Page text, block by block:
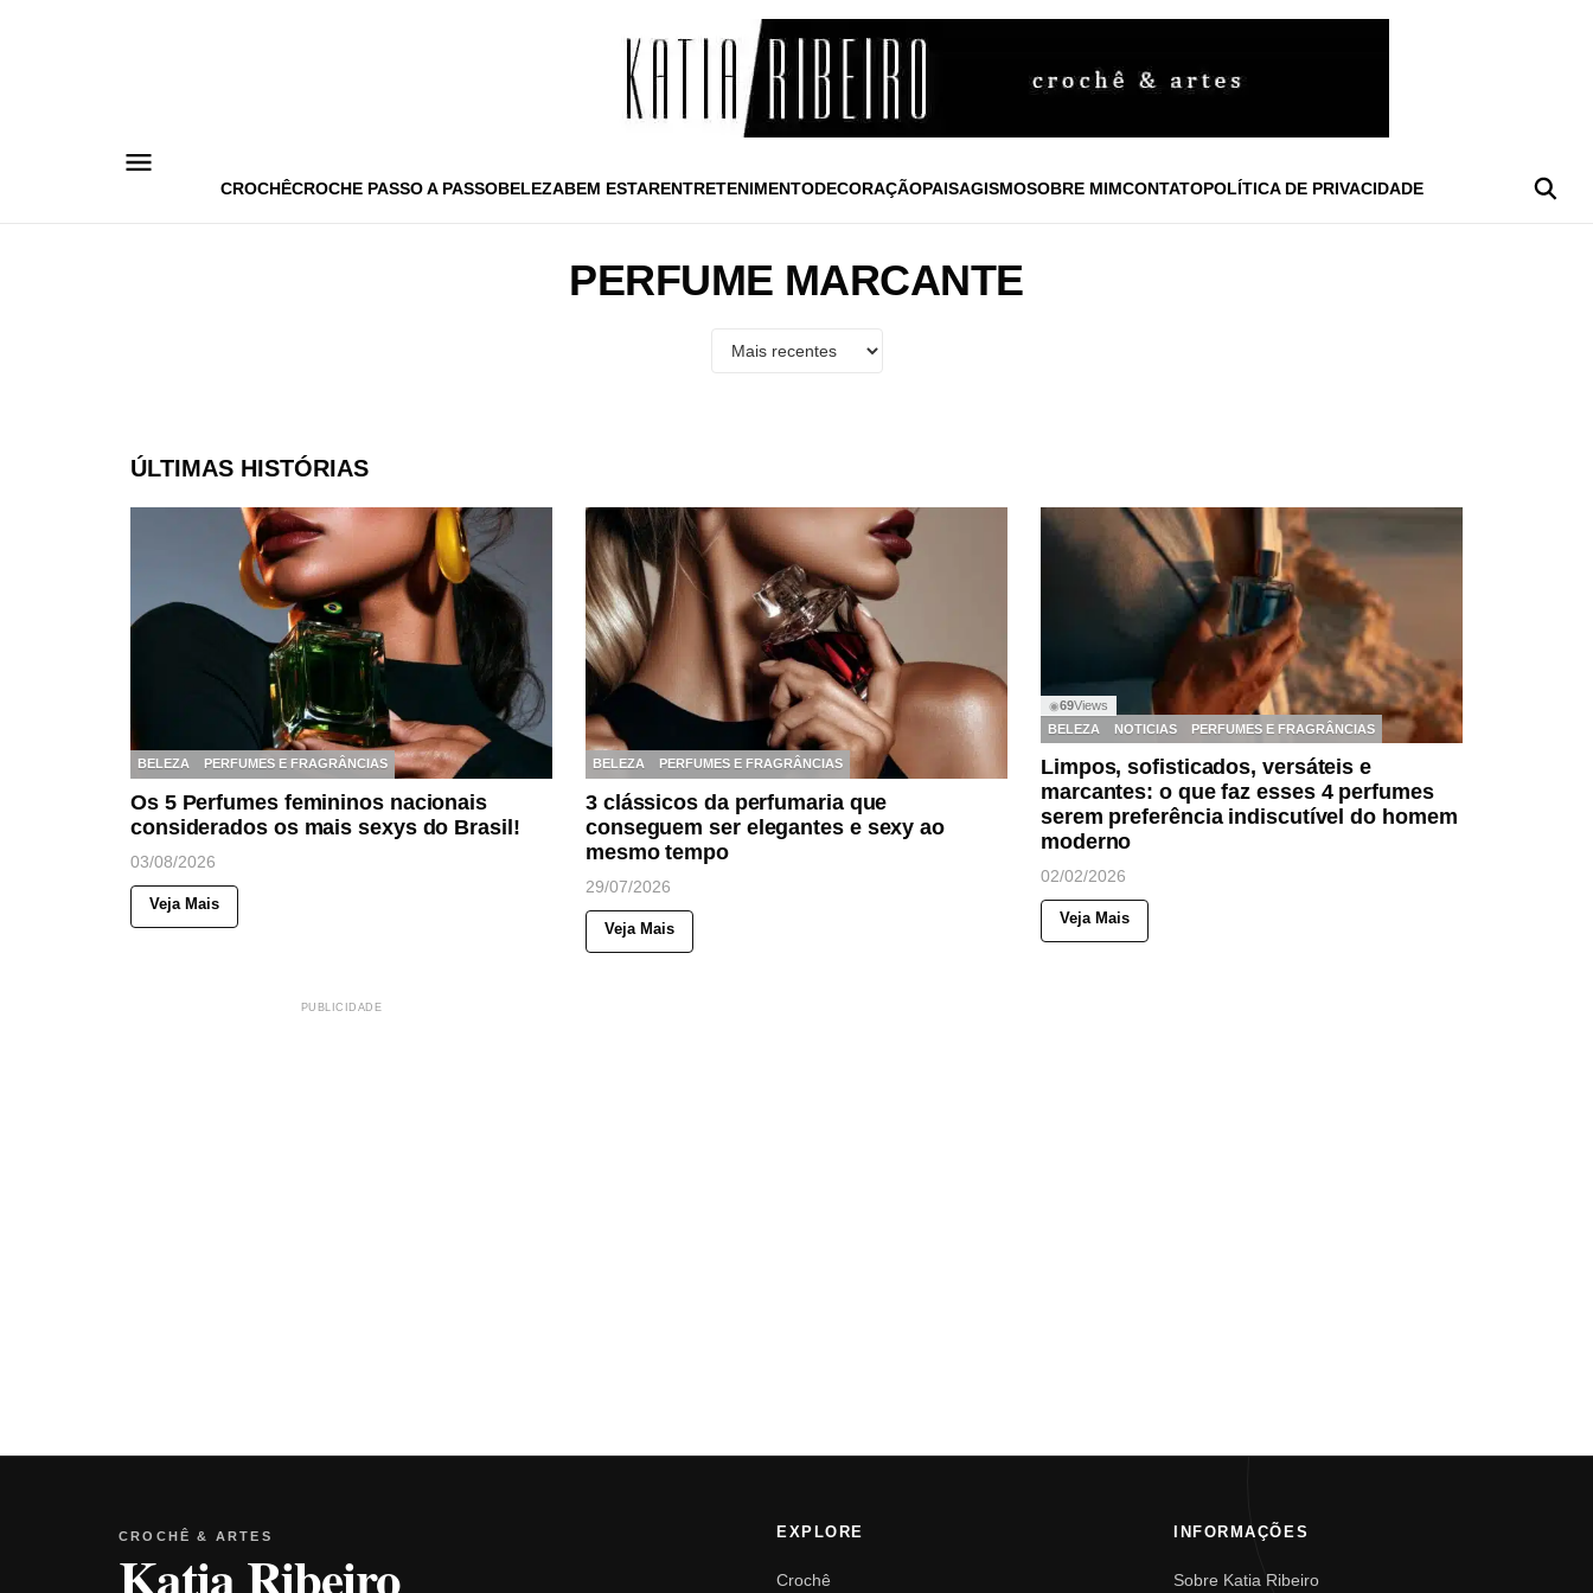
CROCHÊCROCHE PASSO A PASSOBELEZABEM ESTARENTRETENIMENTODECORAÇÃOPAISAGISMOSOBRE MIMCONTATOPOLÍTICA DE PRIVACIDADE
PERFUME MARCANTE
ÚLTIMAS HISTÓRIAS
BELEZA PERFUMES E FRAGRÂNCIAS
Os 5 Perfumes femininos nacionais
considerados os mais sexys do Brasil!
03/08/2026
Veja Mais
BELEZA PERFUMES E FRAGRÂNCIAS
3 clássicos da perfumaria que
conseguem ser elegantes e sexy ao
mesmo tempo
29/07/2026
Veja Mais
◉69Views
BELEZA
NOTICIAS PERFUMES E FRAGRÂNCIAS
Limpos, sofisticados, versáteis e
marcantes: o que faz esses 4 perfumes
serem preferência indiscutível do homem
moderno
02/02/2026
Veja Mais
PUBLICIDADE
CROCHÊ & ARTES
Katia Ribeiro
EXPLORE
Crochê
INFORMAÇÕES
Sobre Katia Ribeiro